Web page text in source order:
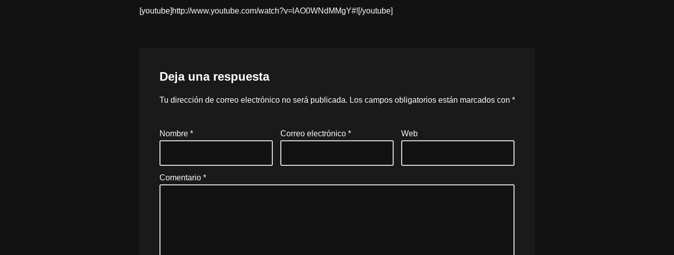
[youtube]http://www.youtube.com/watch?v=lAO0WNdMMgY#![/youtube]
Deja una respuesta
Tu dirección de correo electrónico no será publicada. Los campos obligatorios están marcados con *
Nombre * Correo electrónico * Web
Comentario *